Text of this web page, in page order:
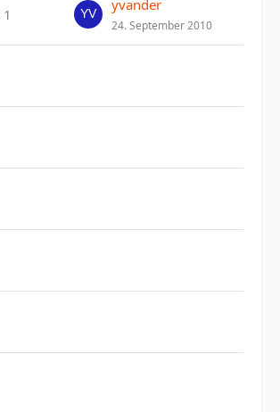
1
yvander
24. September 2010